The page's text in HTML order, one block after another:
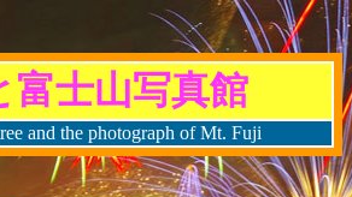
富士山写真館
and the photograph of Mt. Fuji